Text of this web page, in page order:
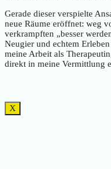
Gerade dieser verspielte
neue Räume eröffnet: weg
verkrampften „besser
Neugier und echtem
meine Arbeit als
direkt in meine Vermittlung
X